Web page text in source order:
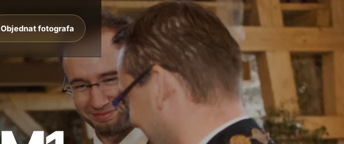
Objednat fotografa